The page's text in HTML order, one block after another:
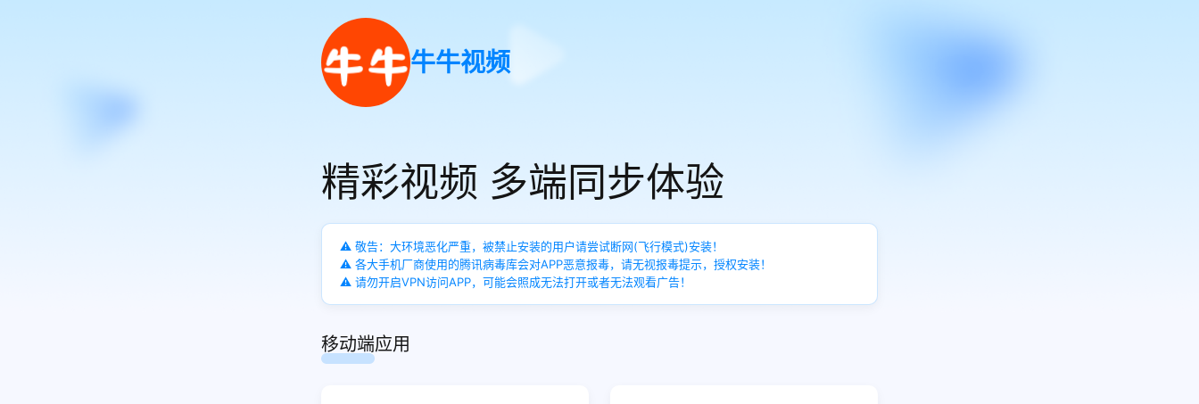
牛牛视频
精彩视频 多端同步体验
⚠️ 敬告：大环境恶化严重，被禁止安装的用户请尝试断网(飞行模式)安装！
⚠️ 各大手机厂商使用的腾讯病毒库会对APP恶意报毒，请无视报毒提示，授权安装！
⚠️ 请勿开启VPN访问APP，可能会照成无法打开或者无法观看广告！
移动端应用